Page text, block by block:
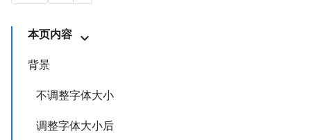
本页内容
背景
不调整字体大小
调整字体大小后